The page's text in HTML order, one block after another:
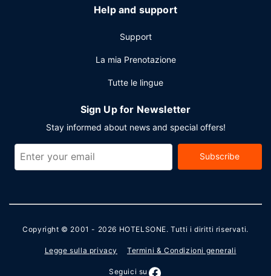
Help and support
Support
La mia Prenotazione
Tutte le lingue
Sign Up for Newsletter
Stay informed about news and special offers!
Subscribe
Copyright © 2001 - 2026 HOTELSONE. Tutti i diritti riservati.
Legge sulla privacy Termini & Condizioni generali
Seguici su